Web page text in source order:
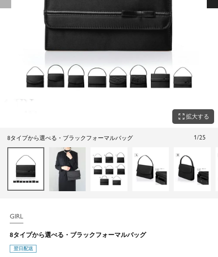
zoom_out_map 拡大する
8タイプから選べる・ブラックフォーマルバッグ 1/25
GIRL
8タイプから選べる・ブラックフォーマルバッグ
翌日配送